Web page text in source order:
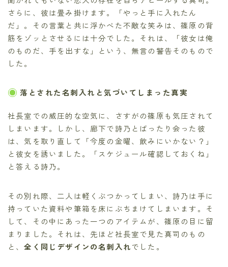
さらに、彼は畳み掛けます。「やっと手に入れたん
だ」。その言葉と共に浮かべた不敵な笑みは、篠原の背
筋をゾッとさせるには十分でした。それは、「彼女は俺
のものだ、手を出すな」という、無言の警告そのもので
した。
落とされた名刺入れと気づいてしまった真実
社長室での威圧的な空気に、さすがの篠原も気圧されて
しまいます。しかし、廊下で詩乃とばったり会った彼
は、気を取り直して「今度の金曜、飲みにいかない？」
と彼女を誘いました。「スケジュール確認しておくね」
と答える詩乃。
その別れ際、二人は軽くぶつかってしまい、詩乃は手に
持っていた資料や筆箱を床にぶちまけてしまいます。そ
して、その中にあった一つのアイテムが、篠原の目に留
まりました。それは、先ほど社長室で見た真司のもの
と、全く同じデザインの名刺入れでした。